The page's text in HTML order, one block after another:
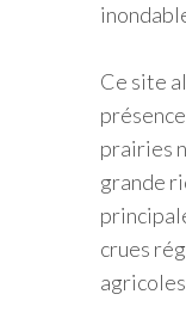
Ce site
prairies
grande
crues